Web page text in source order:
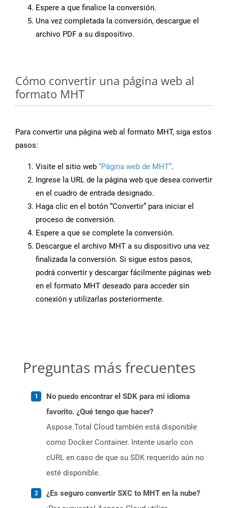
Espere a que finalice la conversión.
Una vez completada la conversión, descargue el
archivo PDF a su dispositivo.
Cómo convertir una página web al
formato MHT
Para convertir una página web al formato MHT, siga estos
pasos:
Visite el sitio web “Página web de MHT”.
Ingrese la URL de la página web que desea convertir
en el cuadro de entrada designado.
Haga clic en el botón “Convertir” para iniciar el
proceso de conversión.
Espere a que se complete la conversión.
Descargue el archivo MHT a su dispositivo una vez
finalizada la conversión. Si sigue estos pasos,
podrá convertir y descargar fácilmente páginas web
en el formato MHT deseado para acceder sin
conexión y utilizarlas posteriormente.
Preguntas más frecuentes
No puedo encontrar el SDK para mi idioma
favorito. ¿Qué tengo que hacer?
Aspose.Total Cloud también está disponible
como Docker Container. Intente usarlo con
cURL en caso de que su SDK requerido aún no
esté disponible.
¿Es seguro convertir SXC to MHT en la nube?